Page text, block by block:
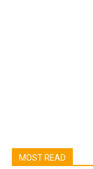
MOST READ